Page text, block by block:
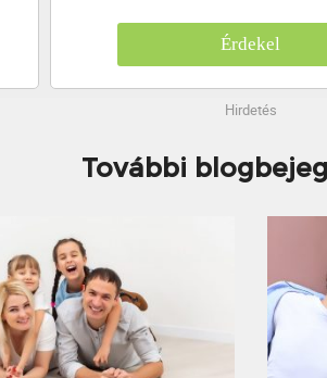
Érdekel
Hirdetés
További